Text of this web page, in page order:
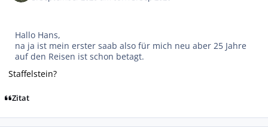
Hallo Hans,
na ja ist mein erster saab also für mich neu aber 25 Jahre
auf den Reisen ist schon betagt.
Staffelstein?
Zitat